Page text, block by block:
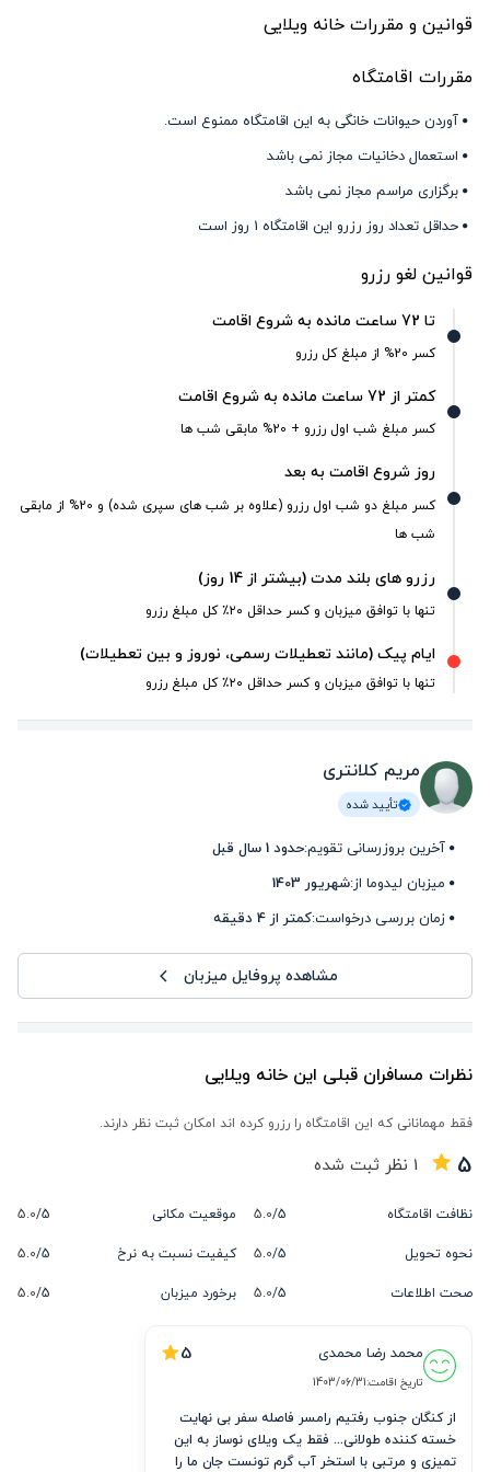
قوانین و مقررات خانه ویلایی
مقررات اقامتگاه
آوردن حیوانات خانگی به این اقامتگاه ممنوع است.
استعمال دخانیات مجاز نمی باشد
برگزاری مراسم مجاز نمی باشد
حداقل تعداد روز رزرو این اقامتگاه 1 روز است
قوانین لغو رزرو
تا 72 ساعت مانده به شروع اقامت
کسر 20% از مبلغ کل رزرو
کمتر از 72 ساعت مانده به شروع اقامت
کسر مبلغ شب اول رزرو + 20% مابقی شب ها
روز شروع اقامت به بعد
کسر مبلغ دو شب اول رزرو (علاوه بر شب های سپری شده) و 20% از مابقی
شب ها
رزرو های بلند مدت (بیشتر از 14 روز)
تنها با توافق میزبان و کسر حداقل ۲۰٪ کل مبلغ رزرو
ایام پیک (مانند تعطیلات رسمی، نوروز و بین تعطیلات)
تنها با توافق میزبان و کسر حداقل ۲۰٪ کل مبلغ رزرو
مریم کلانتری
تأیید شده
آخرین بروزرسانی تقویم:حدود 1 سال قبل
میزبان لیدوما از:شهریور 1403
زمان بررسی درخواست:کمتر از 4 دقیقه
مشاهده پروفایل میزبان
نظرات مسافران قبلی این خانه ویلایی
فقط مهمانانی که این اقامتگاه را رزرو کرده اند امکان ثبت نظر دارند.
5
1 نظر ثبت شده
نظافت اقامتگاه 5/
5.0 موقعیت مکانی 5/
5.0
نحوه تحویل
5/
5.0 کیفیت نسبت به نرخ 5/
5.0
صحت اطلاعات
5/
5.0 برخورد میزبان 5/
5.0
محمد رضا محمدی 5
تاریخ اقامت:1403/06/31